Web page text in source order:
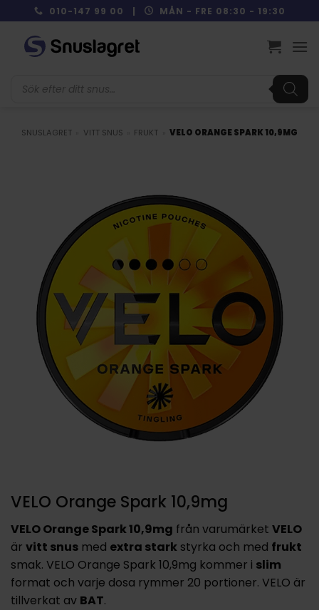
to
content
010-147 99 00 | MÅN - FRE 08:30 - 19:30
SNUSLAGRET VITT SNUS FRUKT VELO ORANGE SPARK 10,9MG
VELO Orange Spark 10,9mg
VELO Orange Spark 10,9mg från varumärket VELO
är vitt snus med extra stark styrka och med frukt
smak. VELO Orange Spark 10,9mg kommer i slim
format och varje dosa rymmer 20 portioner. VELO är
tillverkat av BAT.